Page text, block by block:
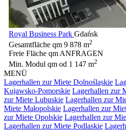
Royal Business Park Gdańsk
Gesamtfläche qm 9 878 m2
Freie Fläche qm ANFRAGEN
Min. Modul qm od 1 147 m2
MENÜ
Lagerhallen zur Miete Dolnośląskie
Kujawsko-Pomorskie Lagerhallen zur
zur Miete Lubuskie Lagerhallen zur
Miete Małopolskie Lagerhallen zur
zur Miete Opolskie Lagerhallen zur
Lagerhallen zur Miete Podlaskie